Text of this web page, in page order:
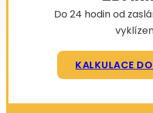
Do 24 hodin od
KALKULACE